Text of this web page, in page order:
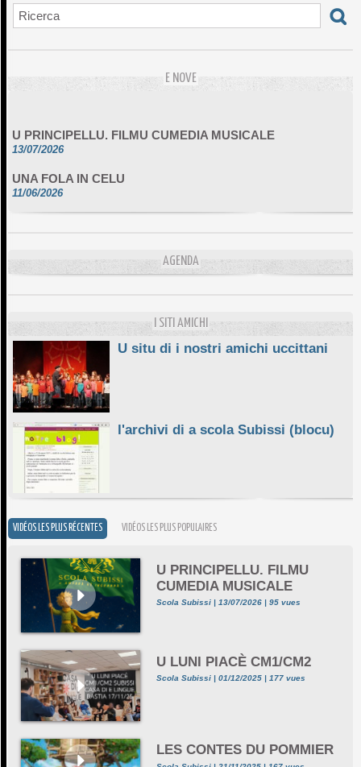
E NOVE
13/07/2026
11/06/2026
DA SCIMULÌ
L'ESSENZIALE CHÌ GHJÈ
10/06/2026
AGENDA
I SITI AMICHI
U situ di i nostri amichi uccittani
l'archivi di a scola Subissi (blocu)
VIDÉOS LES PLUS RÉCENTES VIDÉOS LES PLUS POPULAIRES
U PRINCIPELLU. FILMU
CUMEDIA MUSICALE
Scola Subissi | 13/07/2026 | 95 vues
U LUNI PIACÈ CM1/CM2
Scola Subissi | 01/12/2025 | 177 vues
LES CONTES DU POMMIER